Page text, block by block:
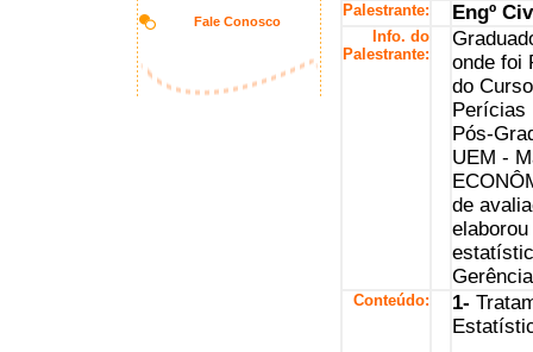
Fale Conosco
Palestrante: Engº
Info. do
Palestrante:
onde foi
do
Perícias
Pós-
UEM -
de
Conteúdo: 1-